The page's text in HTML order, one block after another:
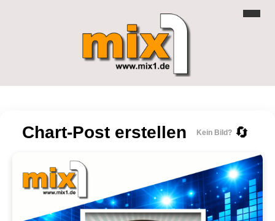
Chart-Post erstellen Kein Bild? 🔄